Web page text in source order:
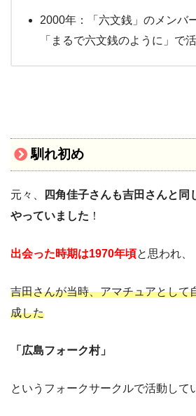
2000年：「六文銭」のメンバ
「まるで六文銭のように」で
馴れ初め
元々、
四角佳子さんも吉田さんと同
やっていました ！
出会った時期は1970年頃と思われ、
吉田さんが当時、アマチュアとして
成した
「広島フォーク村」
というフォークサークルで活動して